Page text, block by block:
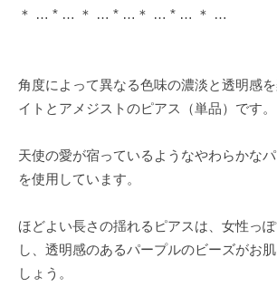
＊ … * … ＊ … * …＊ … * … ＊ …
角度によって異なる色味の濃淡と透明感
イトとアメジストのピアス（単品）です。
天使の愛が宿っているようなやわらかな
を使用しています。
ほどよい長さの揺れるピアスは、女性っ
し、透明感のあるパープルのビーズがお
しょう。